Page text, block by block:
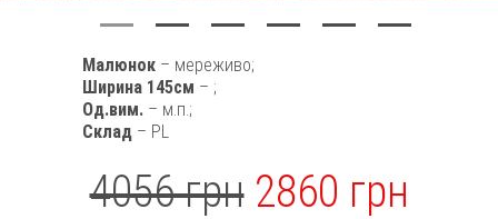
Малюнок – мереживо;
Ширина 145см – ;
Од.вим. – м.п.;
Склад – PL
4056 грн 2860 грн